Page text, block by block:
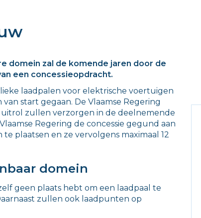
domein zal de komende jaren door de
een concessieopdracht.
laadpalen voor elektrische voertuigen
start gegaan. De Vlaamse Regering
zullen verzorgen in de deelnemende
Regering de concessie gegund aan
plaatsen en ze vervolgens maximaal 12
domein
geen plaats hebt om een laadpaal te
zullen ook laadpunten op